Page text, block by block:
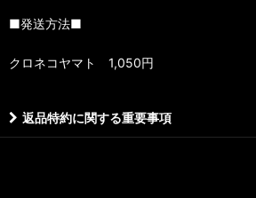
■発送方法■
クロネコヤマト 1,050円
返品特約に関する重要事項